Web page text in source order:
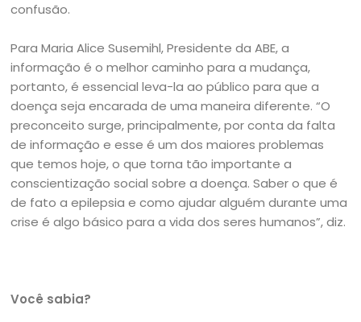
confusão.
Para Maria Alice Susemihl, Presidente da ABE, a
informação é o melhor caminho para a mudança,
portanto, é essencial leva-la ao público para que a
doença seja encarada de uma maneira diferente. “O
preconceito surge, principalmente, por conta da falta
de informação e esse é um dos maiores problemas
que temos hoje, o que torna tão importante a
conscientização social sobre a doença. Saber o que é
de fato a epilepsia e como ajudar alguém durante uma
crise é algo básico para a vida dos seres humanos”, diz.
Você sabia?